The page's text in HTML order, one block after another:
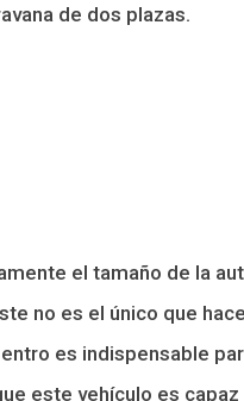
de dos plazas.
el tamaño de la
no es el único que
es indispensable
este vehículo es